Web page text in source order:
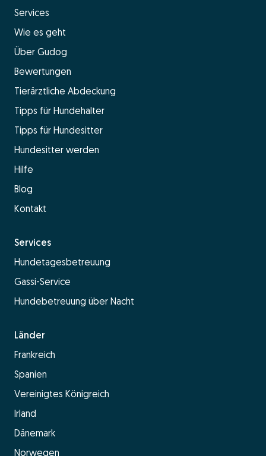
Services
Wie es geht
Über Gudog
Bewertungen
Tierärztliche Abdeckung
Tipps für Hundehalter
Tipps für Hundesitter
Hundesitter werden
Hilfe
Blog
Kontakt
Services
Hundetagesbetreuung
Gassi-Service
Hundebetreuung über Nacht
Länder
Frankreich
Spanien
Vereinigtes Königreich
Irland
Dänemark
Norwegen